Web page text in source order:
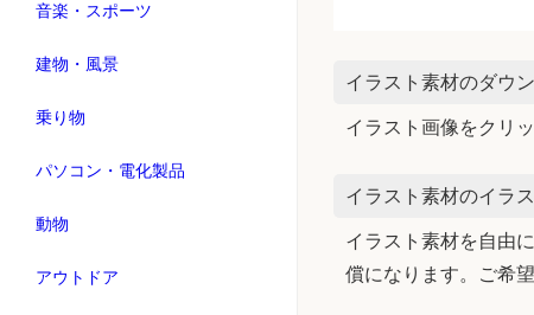
音楽・スポーツ
建物・風景
乗り物
パソコン・電化製品
動物
アウトドア
イラスト素材のダウ
イラスト画像をクリ
イラスト素材のイラ
イラスト素材を自由
償になります。ご希